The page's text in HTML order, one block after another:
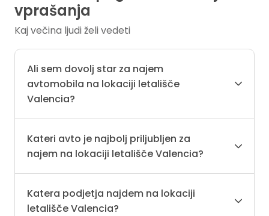
vprašanja
Kaj večina ljudi želi vedeti
Ali sem dovolj star za najem
avtomobila na lokaciji letališče
Valencia?
Kateri avto je najbolj priljubljen za
najem na lokaciji letališče Valencia?
Katera podjetja najdem na lokaciji
letališče Valencia?